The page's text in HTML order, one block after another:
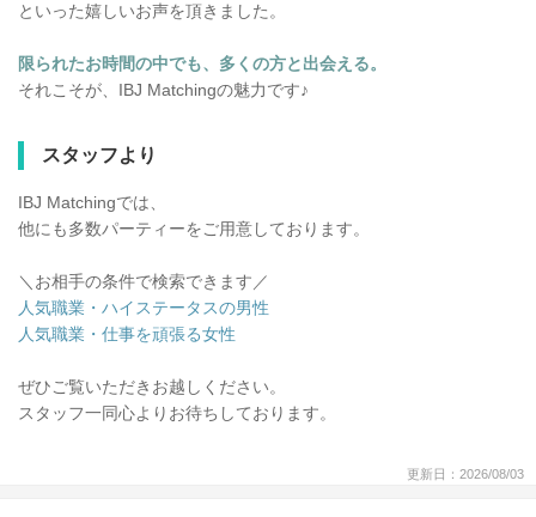
といった嬉しいお声を頂きました。
限られたお時間の中でも、多くの方と出会える。
それこそが、IBJ Matchingの魅力です♪
スタッフより
IBJ Matchingでは、
他にも多数パーティーをご用意しております。
＼お相手の条件で検索できます／
人気職業・ハイステータスの男性
人気職業・仕事を頑張る女性
ぜひご覧いただきお越しください。
スタッフ一同心よりお待ちしております。
更新日：2026/08/03